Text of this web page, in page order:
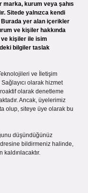
marka, kurum veya şahıs
Sitede yalnızca kendi
Burada yer alan içerikler
ve kişiler hakkında
ve kişiler ile isim
bilgiler taslak
ve İletişim
olarak hizmet
olarak denetleme
Ancak, üyelerimiz
olup, siteye üye olarak bu
düşündüğünüz
bildirmeniz halinde,